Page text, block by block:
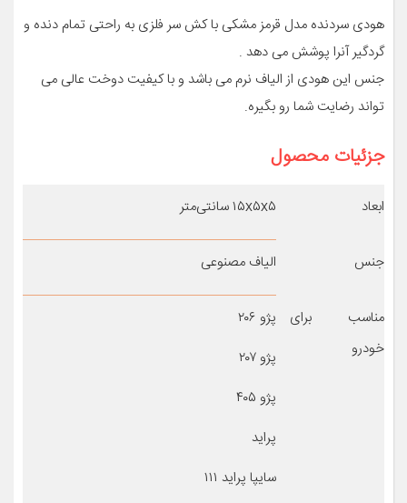
هودی سردنده مدل قرمز مشکی با کش سر فلزی به راحتی تمام دنده و
گردگیر آنرا پوشش می دهد .
جنس این هودی از الیاف نرم می باشد و با کیفیت دوخت عالی می
تواند رضایت شما رو بگیره.
جزئیات محصول
ابعاد ۱۵x۵x۵ سانتی‌متر
جنس الیاف مصنوعی
مناسب برای
خودرو
پژو ۲۰۶
پژو ۲۰۷
پژو ۴۰۵
پراید
سایپا پراید ۱۱۱